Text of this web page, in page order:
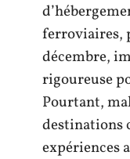
ferroviaires,
décembre,
rigoureuse
Pourtant,
destinations
expériences